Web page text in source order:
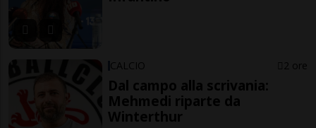
CALCIO 2 ore
Dal campo alla scrivania:
Mehmedi riparte da
Winterthur